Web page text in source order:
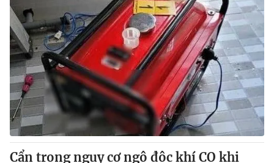
Cẩn trọng nguy cơ ngộ độc khí CO khi